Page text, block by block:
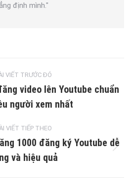
định mình."
VIẾT TRƯỚC ĐÓ
post:
video lên Youtube chuẩn
người xem nhất
VIẾT TIẾP THEO
post:
1000 đăng ký Youtube dễ
và hiệu quả